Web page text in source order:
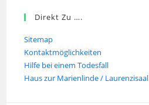
Direkt Zu ….
Sitemap
Kontaktmöglichkeiten
Hilfe bei einem Todesfall
Haus zur Marienlinde / Laurenzisaal